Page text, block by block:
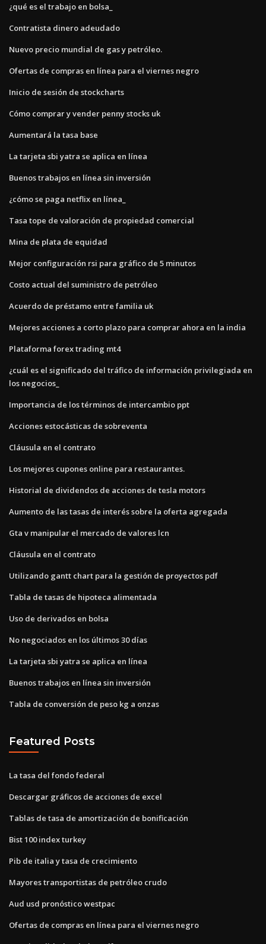
¿qué es el trabajo en bolsa_
Contratista dinero adeudado
Nuevo precio mundial de gas y petróleo.
Ofertas de compras en línea para el viernes negro
Inicio de sesión de stockcharts
Cómo comprar y vender penny stocks uk
Aumentará la tasa base
La tarjeta sbi yatra se aplica en línea
Buenos trabajos en línea sin inversión
¿cómo se paga netflix en línea_
Tasa tope de valoración de propiedad comercial
Mina de plata de equidad
Mejor configuración rsi para gráfico de 5 minutos
Costo actual del suministro de petróleo
Acuerdo de préstamo entre familia uk
Mejores acciones a corto plazo para comprar ahora en la india
Plataforma forex trading mt4
¿cuál es el significado del tráfico de información privilegiada en
los negocios_
Importancia de los términos de intercambio ppt
Acciones estocásticas de sobreventa
Cláusula en el contrato
Los mejores cupones online para restaurantes.
Historial de dividendos de acciones de tesla motors
Aumento de las tasas de interés sobre la oferta agregada
Gta v manipular el mercado de valores lcn
Cláusula en el contrato
Utilizando gantt chart para la gestión de proyectos pdf
Tabla de tasas de hipoteca alimentada
Uso de derivados en bolsa
No negociados en los últimos 30 días
La tarjeta sbi yatra se aplica en línea
Buenos trabajos en línea sin inversión
Tabla de conversión de peso kg a onzas
Featured Posts
La tasa del fondo federal
Descargar gráficos de acciones de excel
Tablas de tasa de amortización de bonificación
Bist 100 index turkey
Pib de italia y tasa de crecimiento
Mayores transportistas de petróleo crudo
Aud usd pronóstico westpac
Ofertas de compras en línea para el viernes negro